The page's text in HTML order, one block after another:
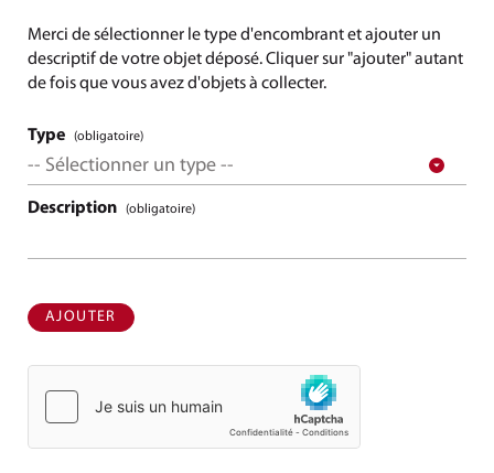
Merci de sélectionner le type d'encombrant et ajouter un
descriptif de votre objet déposé. Cliquer sur "ajouter" autant
de fois que vous avez d'objets à collecter.
Type (obligatoire)
Description (obligatoire)
AJOUTER UN ENCOMBRANT